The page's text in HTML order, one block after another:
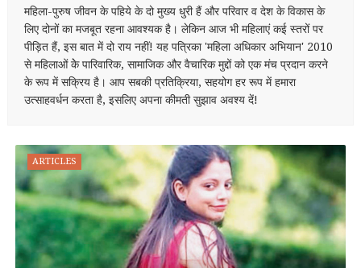
महिला-पुरुष जीवन के पहिये के दो मुख्य धुरी हैं और परिवार व देश के विकास के
लिए दोनों का मजबूत रहना आवश्यक है। लेकिन आज भी महिलाएं कई स्तरों पर
पीड़ित हैं, इस बात में दो राय नहीं! यह पत्रिका 'महिला अधिकार अभियान' 2010
से महिलाओं केे पारिवारिक, सामाजिक और वैचारिक मुद्दों को एक मंच प्रदान करने
के रूप में सक्रिय है। आप सबकी प्रतिक्रिया, सहयोग हर रूप में हमारा
उत्साहवर्धन करता है, इसलिए अपना कीमती सुझाव अवश्य दें!
ARTICLES